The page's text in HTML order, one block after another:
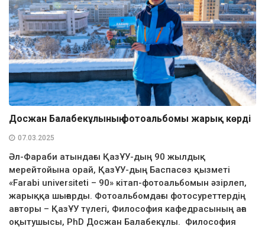
Досжан Балабекұлының фотоальбомы жарық көрді
07.03.2025
Әл-Фараби атындағы ҚазҰУ-дың 90 жылдық
мерейтойына орай, ҚазҰУ-дың Баспасөз қызметі
«Farabi universiteti – 90» кітап-фотоальбомын әзірлеп,
жарыққа шығарды. Фотоальбомдағы фотосуреттердің
авторы – ҚазҰУ түлегі, Философия кафедрасының аға
оқытушысы, PhD Досжан Балабекұлы. Философия